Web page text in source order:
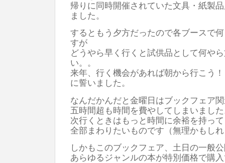
帰りに同時開催されていた文具・紙製
ました。
するともう夕方だったので各ブースで
すが
どうやら早く行くと試供品として何や
い。。
来年、行く機会があれば朝から行こう
に誓いました。
なんだかんだと金曜日はブックフェア
五時間超も時間を費やしてしまいまし
次行くときはもっと時間に余裕を持って
全部まわりたいものです（無理かもし
しかもこのブックフェア、土日の一般
あらゆるジャンルの本が特別価格で購